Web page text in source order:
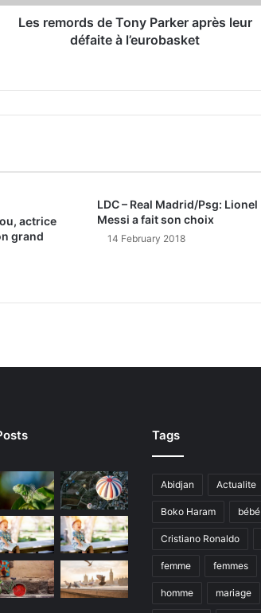
Les remords de Tony Parker après leur
défaite à l’eurobasket
actrice
grand
LDC – Real Madrid/Psg: Lionel
Messi a fait son choix
14 February 2018
Tags
Abidjan Actualite
Boko Haram bébé
Cristiano Ronaldo
femme femmes
homme mariage